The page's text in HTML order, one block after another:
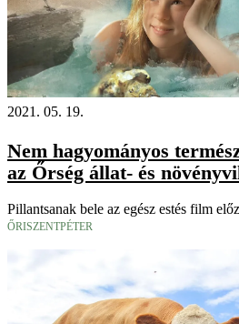
2021. 05. 19.
Nem hagyományos
az Őrség állat- és
Pillantsanak bele az egész estés film
ŐRISZENTPÉTER